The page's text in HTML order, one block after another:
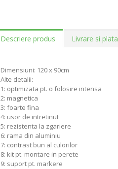
Descriere produs Livrare si plata
Dimensiuni: 120 x 90cm
Alte detalii:
1: optimizata pt. o folosire intensa
2: magnetica
3: foarte fina
4: usor de intretinut
5: rezistenta la zgariere
6: rama din aluminiu
7: contrast bun al culorilor
8: kit pt. montare in perete
9: suport pt. markere